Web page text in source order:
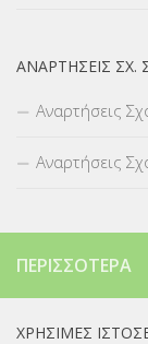
ΑΝΑΡΤΉΣΕΙΣ
Αναρτήσεις
Αναρτήσεις
ΠΕΡΙΣΣΌΤΕΡΑ
ΧΡΉΣΙΜΕΣ